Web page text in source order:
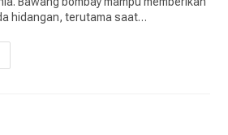
hidangan, terutama saat…